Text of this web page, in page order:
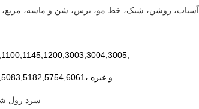
آسیاب، روشن، شیک، خط مو، برس، شن و ماسه، مربع،
3105,5005,5052,5083,5182,5754,6061، و غیره
سرد رول